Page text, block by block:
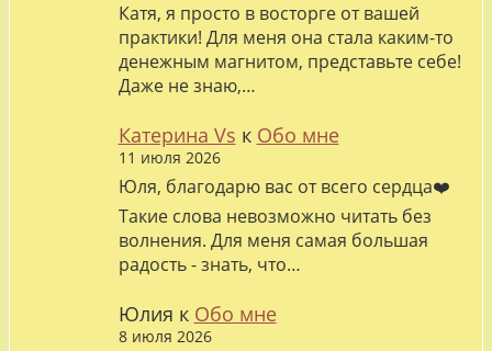
Катя, я просто в восторге от вашей
практики! Для меня она стала каким-то
денежным магнитом, представьте себе!
Даже не знаю,…
Катерина Vs к Обо мне
11 июля 2026
Юля, благодарю вас от всего сердца❤️
Такие слова невозможно читать без
волнения. Для меня самая большая
радость - знать, что…
Юлия к Обо мне
8 июля 2026